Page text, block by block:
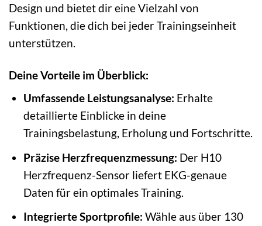
Design und bietet dir eine Vielzahl von
Funktionen, die dich bei jeder Trainingseinheit
unterstützen.
Deine Vorteile im Überblick:
Umfassende Leistungsanalyse: Erhalte
detaillierte Einblicke in deine
Trainingsbelastung, Erholung und Fortschritte.
Präzise Herzfrequenzmessung: Der H10
Herzfrequenz-Sensor liefert EKG-genaue
Daten für ein optimales Training.
Integrierte Sportprofile: Wähle aus über 130